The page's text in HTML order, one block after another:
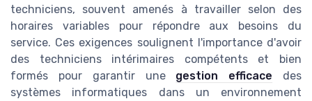
techniciens, souvent amenés à travailler selon des
horaires variables pour répondre aux besoins du
service. Ces exigences soulignent l'importance d'avoir
des techniciens intérimaires compétents et bien
formés pour garantir une gestion efficace des
systèmes informatiques dans un environnement